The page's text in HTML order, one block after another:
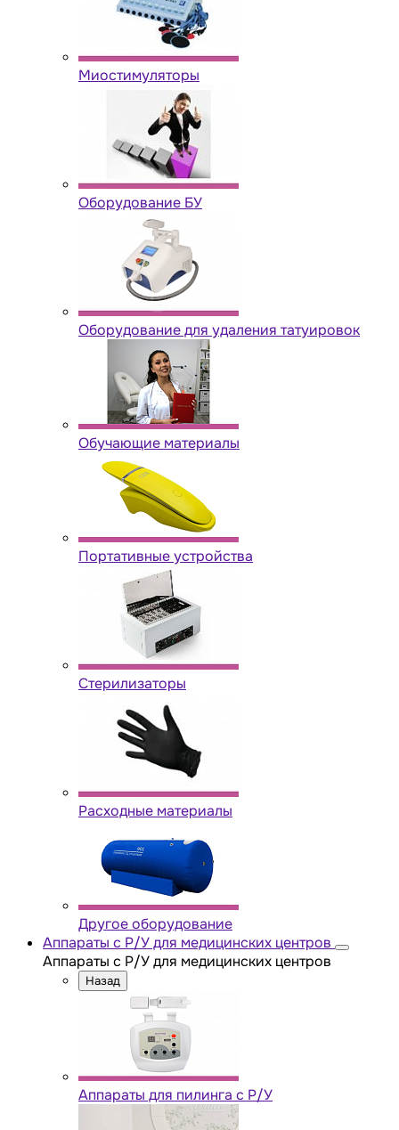
Миостимуляторы
Оборудование БУ
Оборудование для удаления татуировок
Обучающие материалы
Портативные устройства
Стерилизаторы
Расходные материалы
Другое оборудование
Аппараты с Р/У для медицинских центров
Аппараты с Р/У для медицинских центров
Назад
Аппараты для пилинга с Р/У